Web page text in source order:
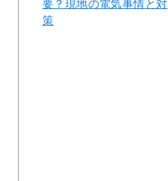
要？現地の電気事情と対
策